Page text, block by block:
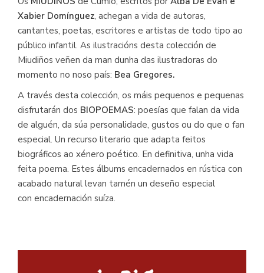
Xabier Domínguez, achegan a vida de autoras,
cantantes, poetas, escritores e artistas de todo tipo ao
público infantil. As ilustracións desta colección de
Miudiños veñen da man dunha das ilustradoras do
momento no noso país: Bea Gregores.
A través desta colección, os máis pequenos e pequenas
disfrutarán dos BIOPOEMAS: poesías que falan da vida
de alguén, da súa personalidade, gustos ou do que o fan
especial. Un recurso literario que adapta feitos
biográficos ao xénero poético. En definitiva, unha vida
feita poema. Estes álbums encadernados en rústica con
acabado natural levan tamén un deseño especial
con encadernación suíza.